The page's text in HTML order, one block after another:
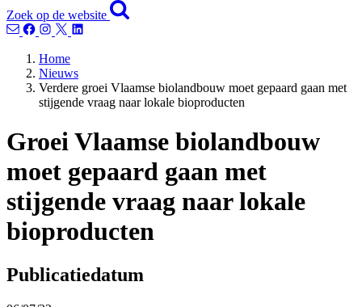
Zoek op de website
Home
Nieuws
Verdere groei Vlaamse biolandbouw moet gepaard gaan met
stijgende vraag naar lokale bioproducten
Groei Vlaamse biolandbouw
moet gepaard gaan met
stijgende vraag naar lokale
bioproducten
Publicatiedatum